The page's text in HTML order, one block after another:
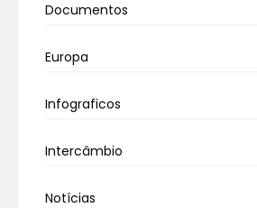
Documentos
Europa
Infograficos
Intercâmbio
Notícias